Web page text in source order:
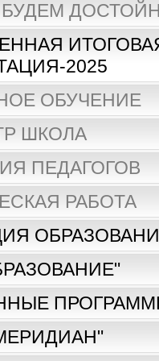
2025
ОБУЧЕНИЕ
ШКОЛА
ПЕДАГОГОВ
РАБОТА